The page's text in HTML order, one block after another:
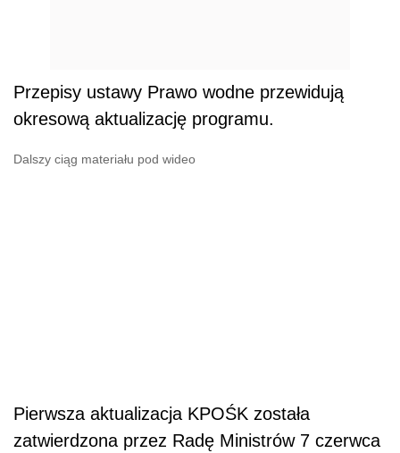
Przepisy ustawy Prawo wodne przewidują
okresową aktualizację programu.
Dalszy ciąg materiału pod wideo
Pierwsza aktualizacja KPOŚK została
zatwierdzona przez Radę Ministrów 7 czerwca